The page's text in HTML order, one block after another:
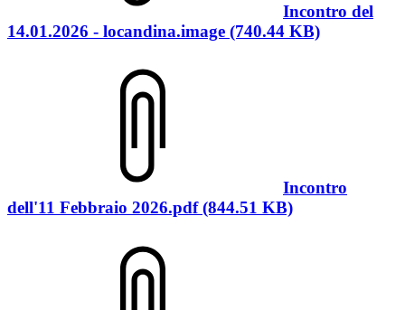
Incontro del
14.01.2026 - locandina.image (740.44 KB)
Incontro
dell'11 Febbraio 2026.pdf (844.51 KB)